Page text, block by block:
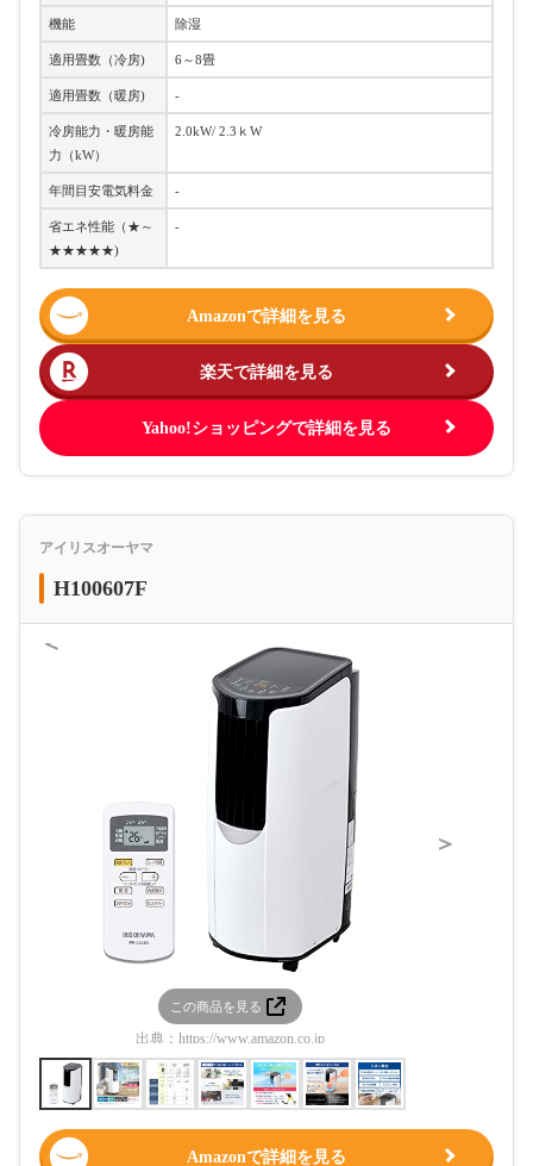
機能 除湿
適用畳数（冷房) 6～8畳
適用畳数（暖房) -
冷房能力・暖房能
力（kW）
2.0kW/ 2.3ｋW
年間目安電気料金 -
省エネ性能（★～
★★★★★)
-
Amazonで詳細を見る
楽天で詳細を見る
Yahoo!ショッピングで詳細を見る
アイリスオーヤマ
‎H100607F
＜
この商品を見る
出典： https://www.amazon.co.jp
＞
Amazonで詳細を見る